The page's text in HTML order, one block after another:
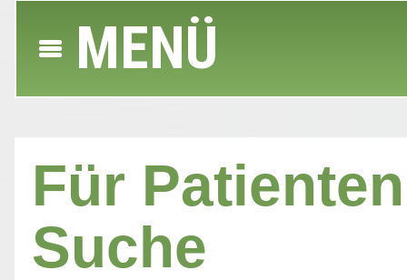
MENÜ
Für
Suche